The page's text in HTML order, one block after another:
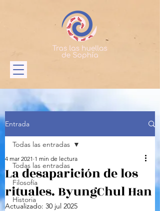
Entrada
Todas las entradas
Filosofía
Historia
Todas las entradas
La desaparición de los
rituales. Byung­Chul Han
4 mar 2021 1 min de lectura
Actualizado: 30 jul 2025